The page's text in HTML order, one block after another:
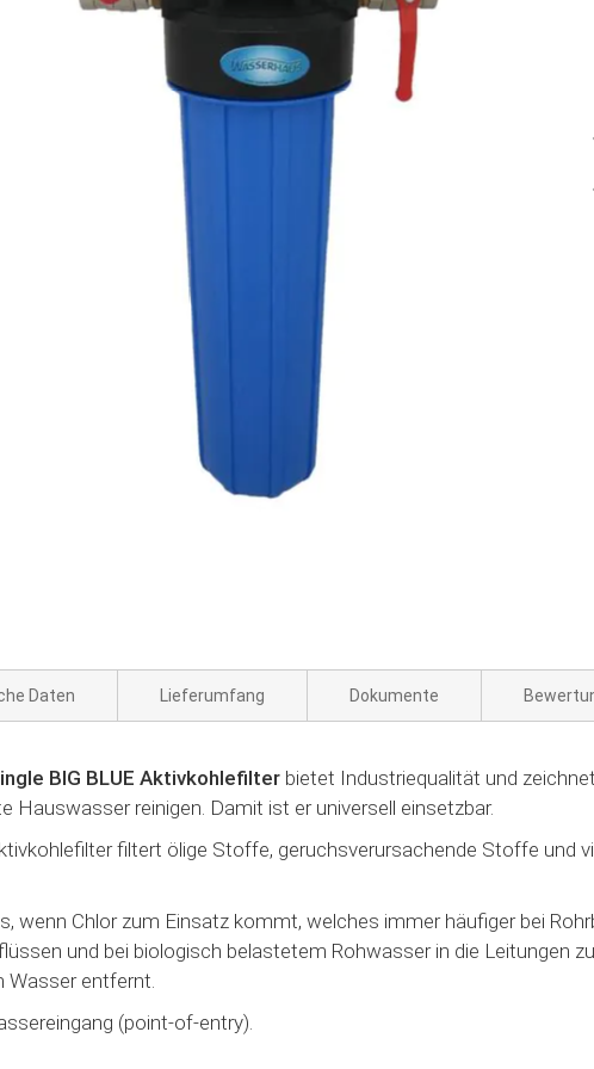
Daten Lieferumfang Dokumente
BIG BLUE Aktivkohlefilter bietet Industriequalität und
Hauswasser reinigen. Damit ist er universell einsetzbar.
filtert ölige Stoffe, geruchsverursachende Stoffe und
wenn Chlor zum Einsatz kommt, welches immer häufiger bei
und bei biologisch belastetem Rohwasser in die Leitungen
entfernt.
(point-of-entry).